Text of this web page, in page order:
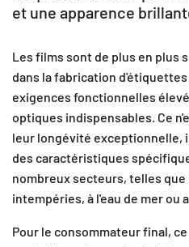
et une apparence
Les films sont de plus en plus
dans la fabrication
exigences fonctionnelles
optiques indispensables. Ce
leur longévité exceptionnelle,
des caractéristiques
nombreux secteurs, telles que
intempéries, à l'eau de mer ou
Pour le consommateur final,